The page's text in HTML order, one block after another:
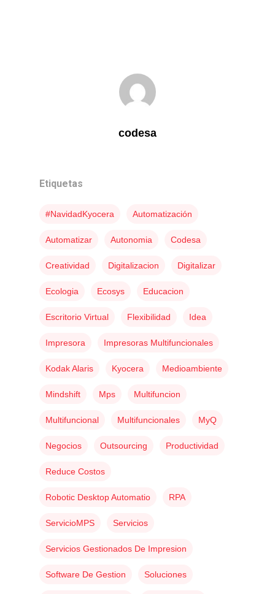
codesa
Etiquetas
#navidadKyocera Automatización
Automatizar Autonomia Codesa
Creatividad Digitalizacion Digitalizar
Ecologia Ecosys Educacion
Escritorio Virtual Flexibilidad Idea
Impresora Impresoras Multifuncionales
Kodak Alaris Kyocera Medioambiente
Mindshift Mps Multifuncion
Multifuncional Multifuncionales MyQ
Negocios Outsourcing Productividad
Reduce Costos
Robotic Desktop Automatio RPA
ServicioMPS Servicios
Servicios Gestionados De Impresion
Software De Gestion Soluciones